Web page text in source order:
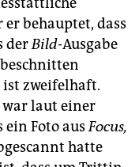
behauptet, dass
derBild-Ausgabe
ist zweifelhaft.
war laut einer
ein Foto ausFocus,
hatte